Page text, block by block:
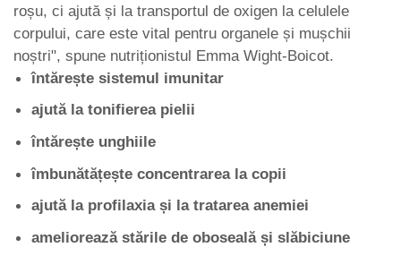
roșu, ci ajută și la transportul de oxigen la celulele
corpului, care este vital pentru organele și mușchii
noștri", spune nutriționistul Emma Wight-Boicot.
întărește sistemul imunitar
ajută la tonifierea pielii
întărește unghiile
îmbunătățește concentrarea la copii
ajută la profilaxia și la tratarea anemiei
ameliorează stările de oboseală și slăbiciune